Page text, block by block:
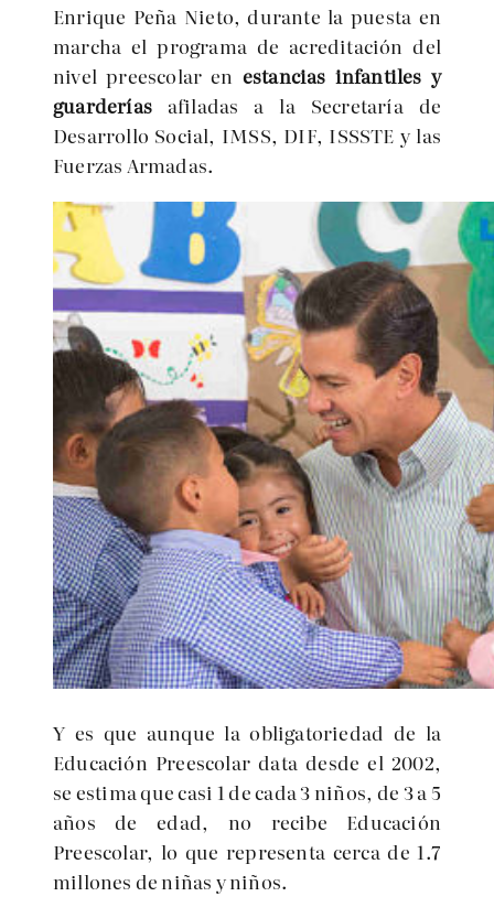
Enrique Peña Nieto, durante la puesta en
marcha el programa de acreditación del
nivel preescolar en estancias infantiles y
guarderías afiladas a la Secretaría de
Desarrollo Social, IMSS, DIF, ISSSTE y las
Fuerzas Armadas.
Y es que aunque la obligatoriedad de la
Educación Preescolar data desde el 2002,
se estima que casi 1 de cada 3 niños, de 3 a 5
años de edad, no recibe Educación
Preescolar, lo que representa cerca de 1.7
millones de niñas y niños.